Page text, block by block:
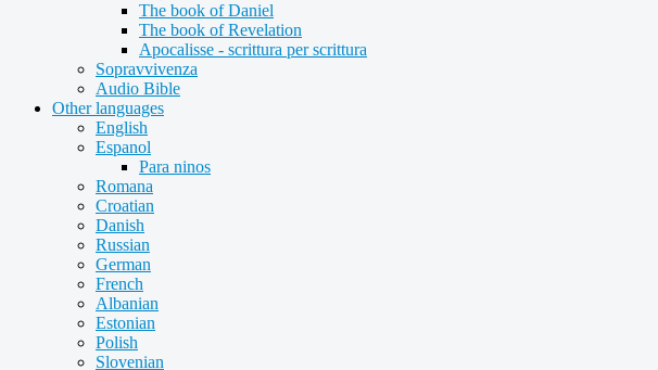
The book of Daniel
The book of Revelation
Apocalisse - scrittura per scrittura
Sopravvivenza
Audio Bible
Other languages
English
Espanol
Para ninos
Romana
Croatian
Danish
Russian
German
French
Albanian
Estonian
Polish
Slovenian